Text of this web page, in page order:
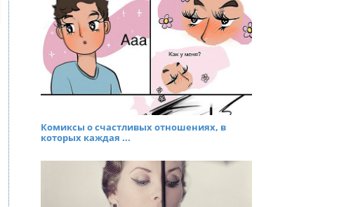
Комиксы о счастливых отношениях, в
которых каждая ...